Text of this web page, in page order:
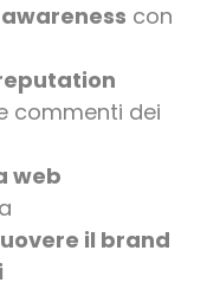
con
commenti dei
web
il brand